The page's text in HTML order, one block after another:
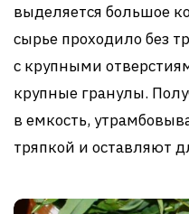
выделяется большое
сырье проходило без
с крупными
крупные гранулы.
в емкость,
тряпкой и оставляют